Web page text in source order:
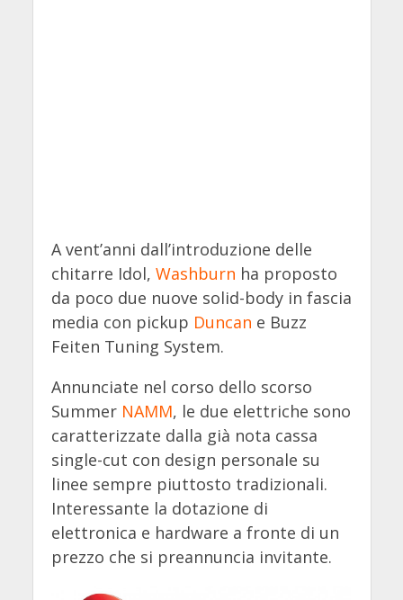
A vent’anni dall’introduzione delle
chitarre Idol, Washburn ha proposto
da poco due nuove solid-body in fascia
media con pickup Duncan e Buzz
Feiten Tuning System.
Annunciate nel corso dello scorso
Summer NAMM, le due elettriche sono
caratterizzate dalla già nota cassa
single-cut con design personale su
linee sempre piuttosto tradizionali.
Interessante la dotazione di
elettronica e hardware a fronte di un
prezzo che si preannuncia invitante.